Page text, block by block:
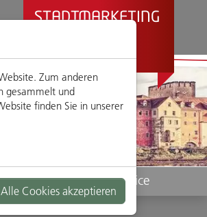
STADTMARKETING
PRÄSENTIERT
Service
Zum anderen
gesammelt und
finden Sie in unserer
Alle Cookies akzeptieren